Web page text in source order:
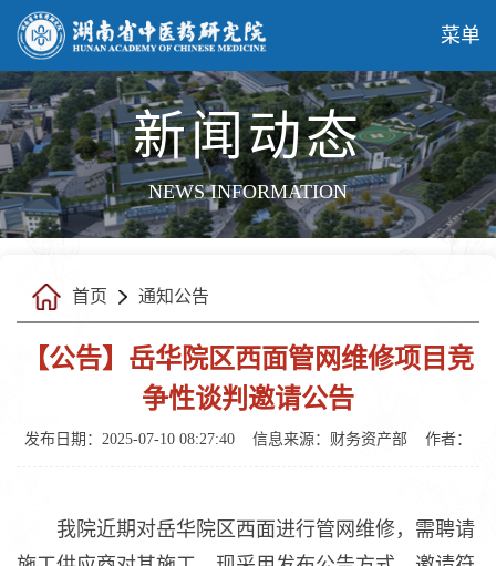
菜单
新闻动态
NEWS INFORMATION
首页 通知公告
【公告】岳华院区西面管网维修项目竞
争性谈判邀请公告
发布日期：2025-07-10 08:27:40 信息来源：财务资产部 作者：
我院近期对岳华院区西面进行管网维修，需聘请